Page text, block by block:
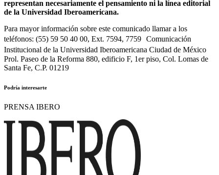
representan necesariamente el pensamiento ni la línea editorial
de la Universidad Iberoamericana.
Para mayor información sobre este comunicado llamar a los
teléfonos: (55) 59 50 40 00, Ext. 7594, 7759 Comunicación
Institucional de la Universidad Iberoamericana Ciudad de México
Prol. Paseo de la Reforma 880, edificio F, 1er piso, Col. Lomas de
Santa Fe, C.P. 01219
Podría interesarte
PRENSA IBERO